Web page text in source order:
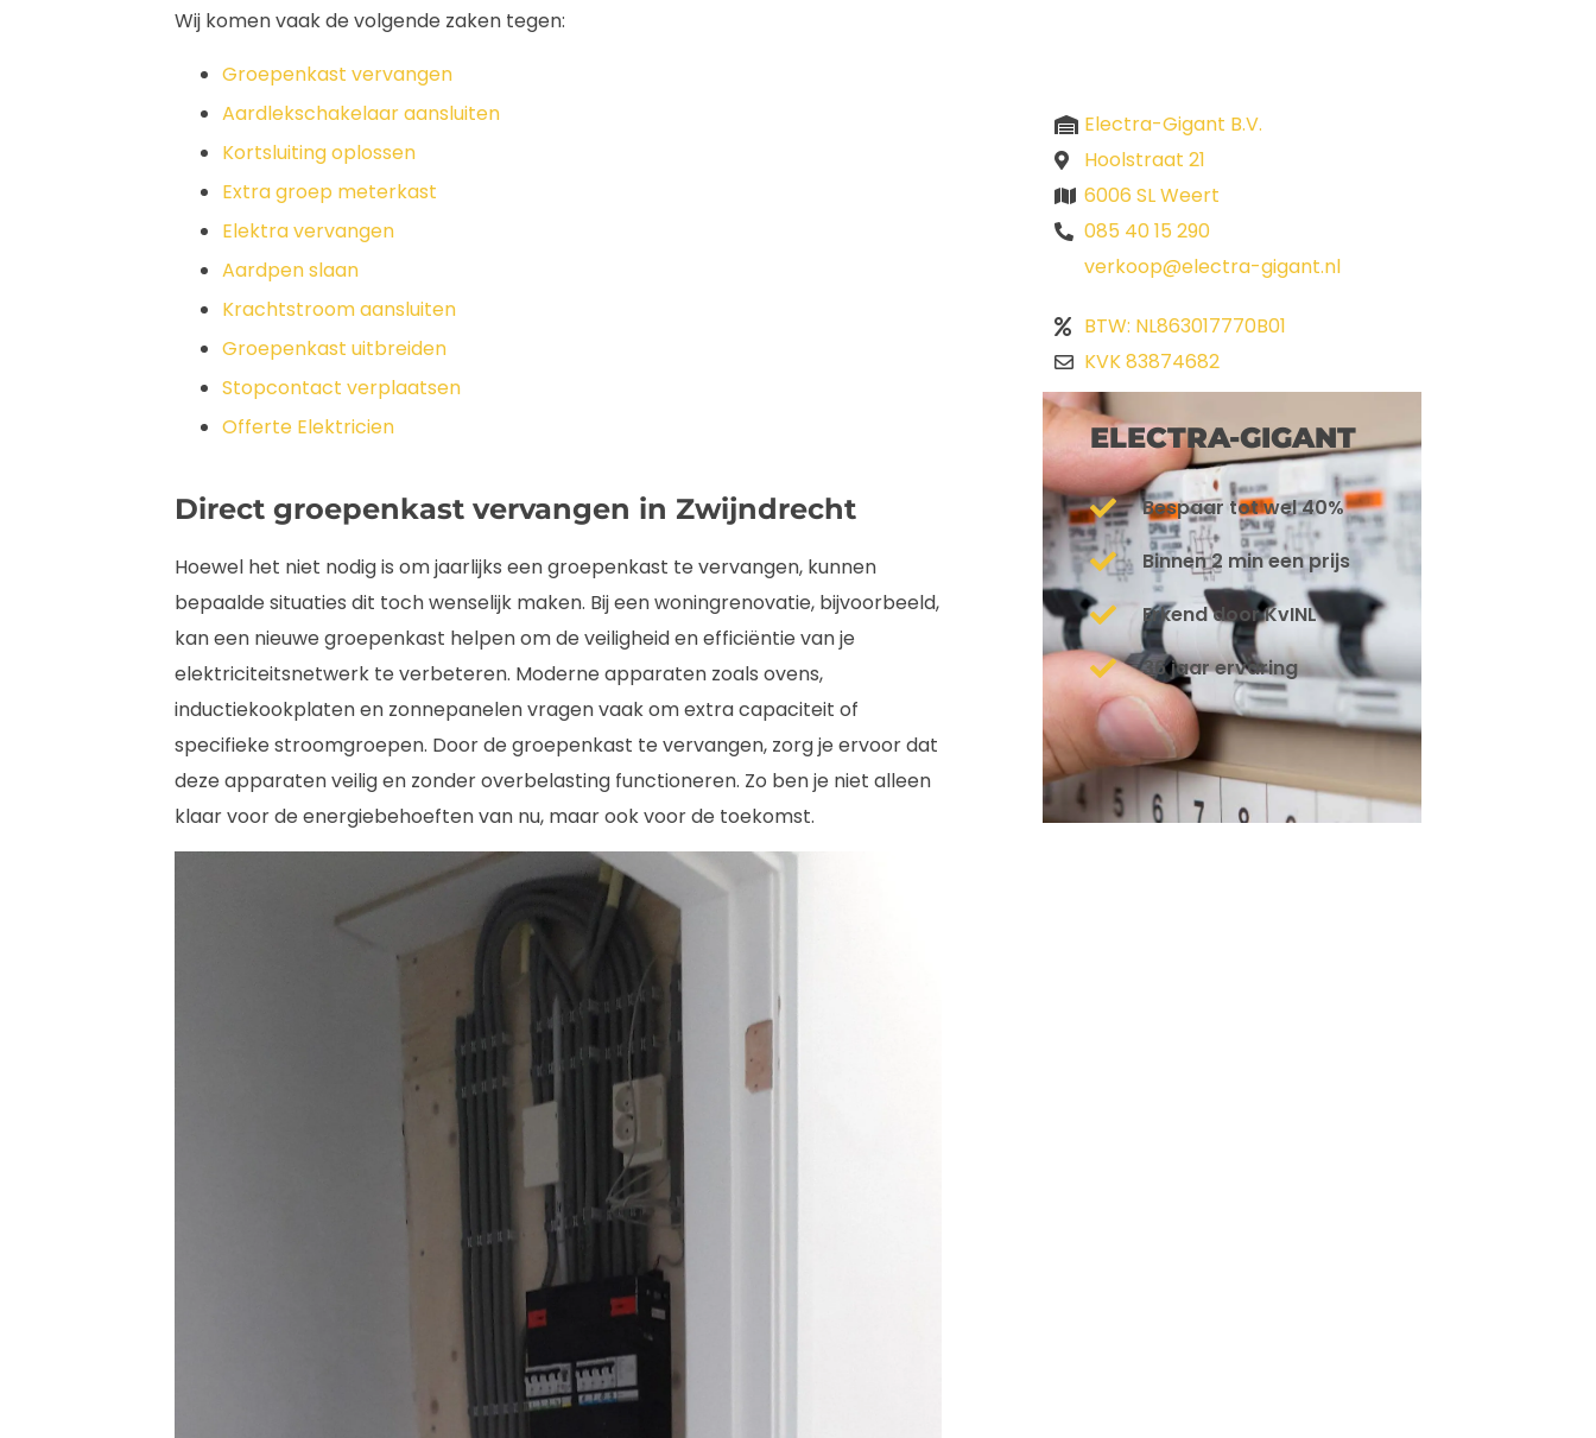
Wij komen vaak de volgende zaken tegen:
Groepenkast vervangen
Aardlekschakelaar aansluiten
Kortsluiting oplossen
Extra groep meterkast
Elektra vervangen
Aardpen slaan
Krachtstroom aansluiten
Groepenkast uitbreiden
Stopcontact verplaatsen
Offerte Elektricien
Direct groepenkast vervangen in Zwijndrecht
Hoewel het niet nodig is om jaarlijks een groepenkast te vervangen, kunnen
bepaalde situaties dit toch wenselijk maken. Bij een woningrenovatie, bijvoorbeeld,
kan een nieuwe groepenkast helpen om de veiligheid en efficiëntie van je
elektriciteitsnetwerk te verbeteren. Moderne apparaten zoals ovens,
inductiekookplaten en zonnepanelen vragen vaak om extra capaciteit of
specifieke stroomgroepen. Door de groepenkast te vervangen, zorg je ervoor dat
deze apparaten veilig en zonder overbelasting functioneren. Zo ben je niet alleen
klaar voor de energiebehoeften van nu, maar ook voor de toekomst.
Electra-Gigant B.V.
Hoolstraat 21
6006 SL Weert
085 40 15 290
verkoop@electra-gigant.nl
BTW: NL863017770B01
KVK 83874682
ELECTRA-GIGANT
Bespaar tot wel 40%
Binnen 2 min een prijs
Erkend door KvINL
36 jaar ervaring